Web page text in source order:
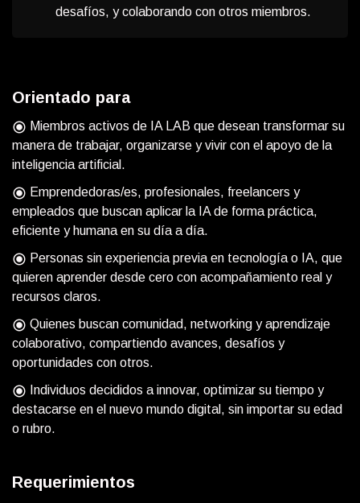
desafíos, y colaborando con otros miembros.
Orientado para
radio_button_checked Miembros activos de IA LAB que desean transformar su
manera de trabajar, organizarse y vivir con el apoyo de la
inteligencia artificial.
radio_button_checked Emprendedoras/es, profesionales, freelancers y
empleados que buscan aplicar la IA de forma práctica,
eficiente y humana en su día a día.
radio_button_checked Personas sin experiencia previa en tecnología o IA, que
quieren aprender desde cero con acompañamiento real y
recursos claros.
radio_button_checked Quienes buscan comunidad, networking y aprendizaje
colaborativo, compartiendo avances, desafíos y
oportunidades con otros.
radio_button_checked Individuos decididos a innovar, optimizar su tiempo y
destacarse en el nuevo mundo digital, sin importar su edad
o rubro.
Requerimientos